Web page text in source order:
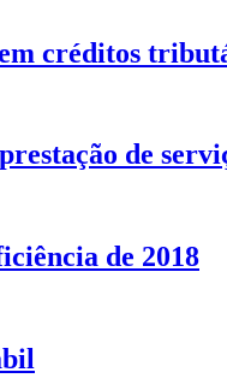
créditos
de
de 2018